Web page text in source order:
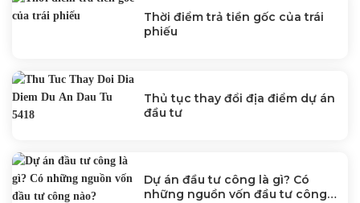
Thời điểm trả tiền gốc của trái
phiếu
Thủ tục thay đổi địa điểm dự án
đầu tư
Dự án đầu tư công là gì? Có
những nguồn vốn đầu tư công